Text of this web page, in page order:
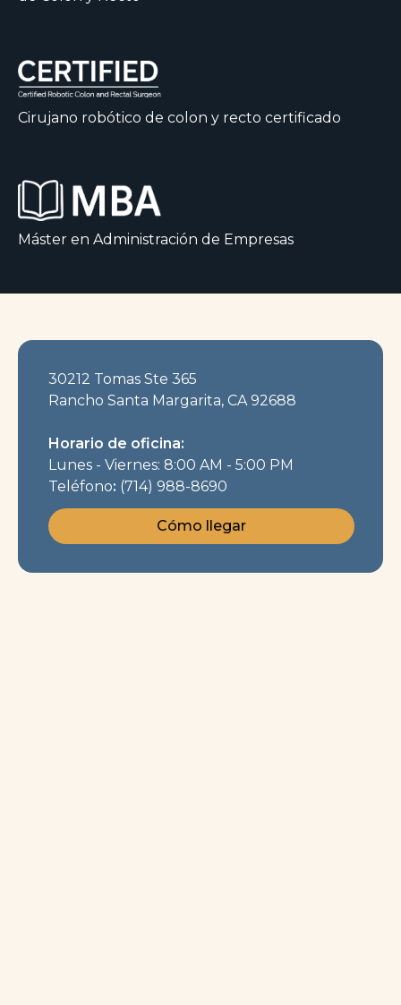
Cirujano robótico de colon y recto certificado
Máster en Administración de Empresas
30212 Tomas Ste 365
Rancho Santa Margarita, CA 92688
Horario de oficina:
Lunes - Viernes: 8:00 AM - 5:00 PM
‍Teléfono: (714) 988-8690
Cómo llegar